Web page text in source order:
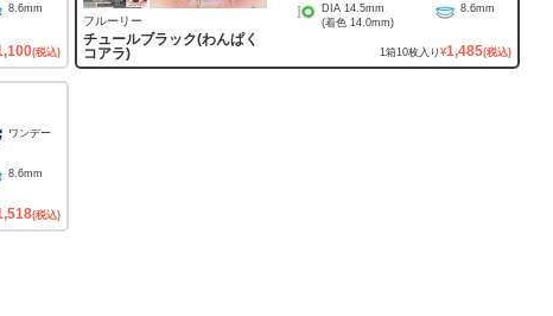
8.6mm
(税込)
フルーリー
チュールブラック(わんぱく
コアラ)
DIA14.5mm
(着色14.0mm)
8.6mm
1箱10枚入り ¥1,485(税込)
ワンデー
8.6mm
(税込)